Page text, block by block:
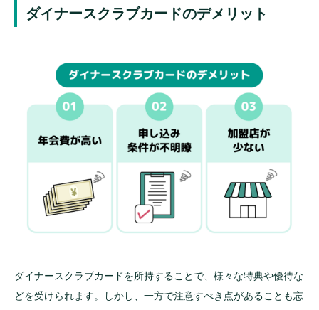
ダイナースクラブカードのデメリット
ダイナースクラブカードを所持することで、様々な特典や優待な
どを受けられます。しかし、一方で注意すべき点があることも忘